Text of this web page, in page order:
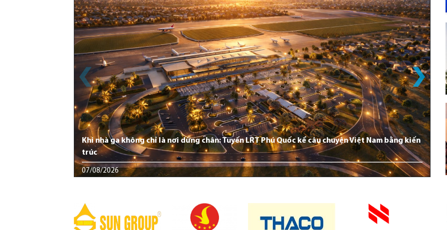
Khi nhà ga không chỉ là nơi dừng chân: Tuyến LRT Phú Quốc kể câu chuyện Việt Nam bằng kiến
trúc
07/08/2026